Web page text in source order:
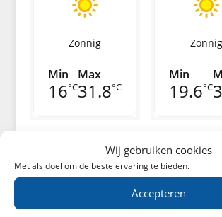
Wij gebruiken cookies
Met als doel om de beste ervaring te bieden.
Accepteren
Zonnig
Min
16°C
Max
31.8°C
Zonnig
Min
19.6°C